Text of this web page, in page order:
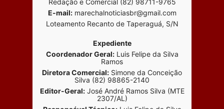
Redação e Comercial (82) 98711-9765
E-mail:marechalnoticiasbr@gmail.com
Loteamento Recanto de Taperaguá, S/N
Expediente
Coordenador Geral:Luis Felipe da Silva
Ramos
Diretora Comercial: Simone da Conceição
Silva (82) 98865-2140
Editor-Geral:José André Ramos Silva (MTE
2307/AL)